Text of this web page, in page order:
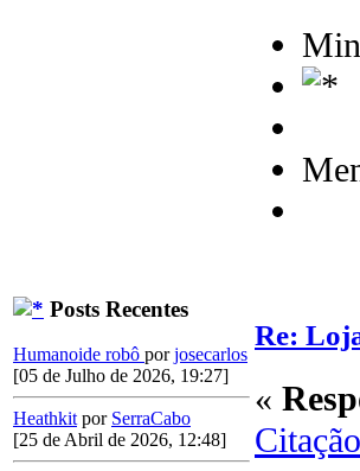
Posts Recentes
Humanoide robô porjosecarlos
[05 de Julho de 2026, 19:27]
Heathkit por SerraCabo
[25 de Abril de 2026, 12:48]
Re:
«